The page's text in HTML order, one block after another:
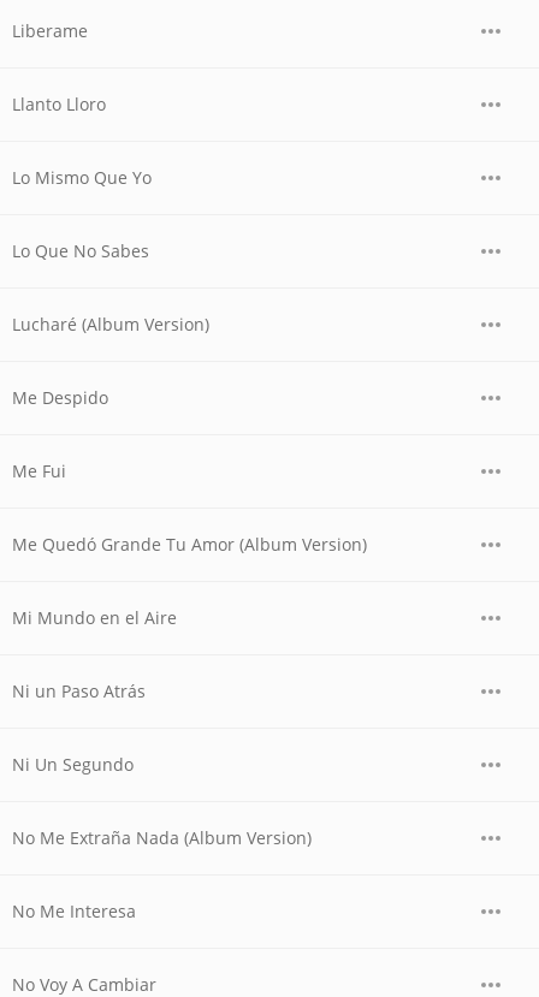
Liberame
Llanto Lloro
Lo Mismo Que Yo
Lo Que No Sabes
Lucharé (Album Version)
Me Despido
Me Fui
Me Quedó Grande Tu Amor (Album Version)
Mi Mundo en el Aire
Ni un Paso Atrás
Ni Un Segundo
No Me Extraña Nada (Album Version)
No Me Interesa
No Voy A Cambiar